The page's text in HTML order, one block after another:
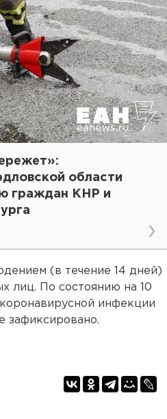
области
граждан КНР и
(в течение 14 дней)
лиц. По состоянию на 10
инфекции
зафиксировано.